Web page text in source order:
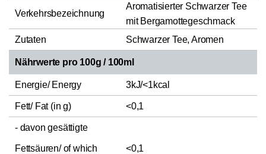
Verkehrsbezeichnung
Aromatisierter Schwarzer Tee
mit Bergamottegeschmack
Zutaten
Schwarzer Tee, Aromen
Nährwerte pro 100g / 100ml
Energie/ Energy 3kJ/<1kcal
Fett/ Fat (in g) <0,1
- davon gesättigte
Fettsäuren/ of which <0,1